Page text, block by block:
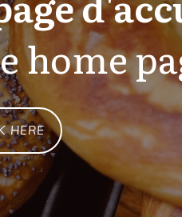
home
HERE